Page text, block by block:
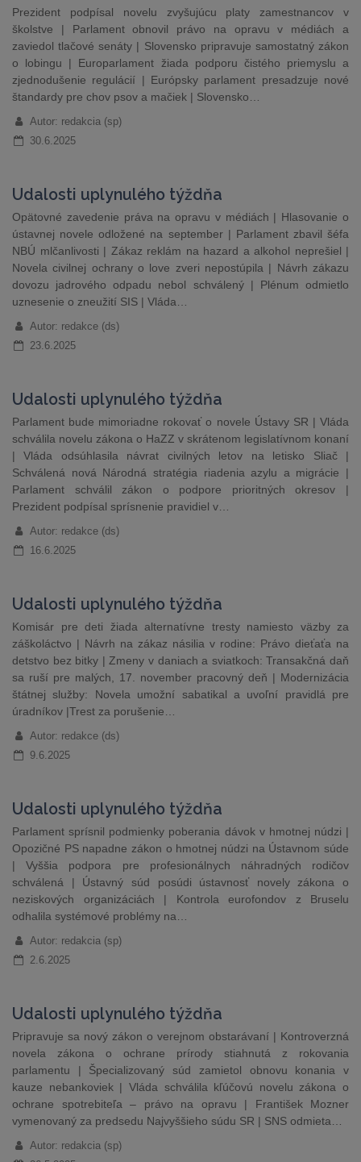
Prezident podpísal novelu zvyšujúcu platy zamestnancov v
školstve | Parlament obnovil právo na opravu v médiách a
zaviedol tlačové senáty | Slovensko pripravuje samostatný zákon
o lobingu | Europarlament žiada podporu čistého priemyslu a
zjednodušenie regulácií | Európsky parlament presadzuje nové
štandardy pre chov psov a mačiek | Slovensko…
Autor: redakcia (sp)
30.6.2025
Udalosti uplynulého týždňa
Opätovné zavedenie práva na opravu v médiách | Hlasovanie o
ústavnej novele odložené na september | Parlament zbavil šéfa
NBÚ mlčanlivosti | Zákaz reklám na hazard a alkohol neprešiel |
Novela civilnej ochrany o love zveri nepostúpila | Návrh zákazu
dovozu jadrového odpadu nebol schválený | Plénum odmietlo
uznesenie o zneužití SIS | Vláda…
Autor: redakce (ds)
23.6.2025
Udalosti uplynulého týždňa
Parlament bude mimoriadne rokovať o novele Ústavy SR | Vláda
schválila novelu zákona o HaZZ v skrátenom legislatívnom konaní
| Vláda odsúhlasila návrat civilných letov na letisko Sliač |
Schválená nová Národná stratégia riadenia azylu a migrácie |
Parlament schválil zákon o podpore prioritných okresov |
Prezident podpísal sprísnenie pravidiel v…
Autor: redakce (ds)
16.6.2025
Udalosti uplynulého týždňa
​​​​​​​Komisár pre deti žiada alternatívne tresty namiesto väzby za
záškoláctvo | Návrh na zákaz násilia v rodine: Právo dieťaťa na
detstvo bez bitky | Zmeny v daniach a sviatkoch: Transakčná daň
sa ruší pre malých, 17. november pracovný deň | Modernizácia
štátnej služby: Novela umožní sabatikal a uvoľní pravidlá pre
úradníkov |Trest za porušenie…
Autor: redakce (ds)
9.6.2025
Udalosti uplynulého týždňa
Parlament sprísnil podmienky poberania dávok v hmotnej núdzi |
Opozičné PS napadne zákon o hmotnej núdzi na Ústavnom súde
| Vyššia podpora pre profesionálnych náhradných rodičov
schválená | Ústavný súd posúdi ústavnosť novely zákona o
neziskových organizáciách | Kontrola eurofondov z Bruselu
odhalila systémové problémy na…
Autor: redakcia (sp)
2.6.2025
Udalosti uplynulého týždňa
Pripravuje sa nový zákon o verejnom obstarávaní | Kontroverzná
novela zákona o ochrane prírody stiahnutá z rokovania
parlamentu | Špecializovaný súd zamietol obnovu konania v
kauze nebankoviek | Vláda schválila kľúčovú novelu zákona o
ochrane spotrebiteľa – právo na opravu | František Mozner
vymenovaný za predsedu Najvyššieho súdu SR | SNS odmieta…
Autor: redakcia (sp)